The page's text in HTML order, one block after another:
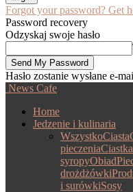
Forgot your password? Get
Password recovery
Odzyskaj swoje hasło
Hasło zostanie wysłane e-
News Cafe
Home
Jedzenie i kulinaria
WszystkoCiasta
pieczeniaCiastka
syropyObiad
drożdżówki
i surówkiSosy